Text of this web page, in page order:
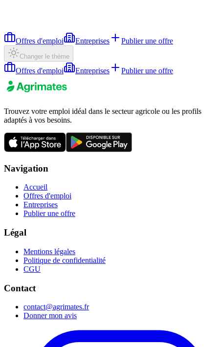
Offres d'emploi Entreprises Publier une offre
Changer le thème
Offres d'emploi Entreprises Publier une offre
Trouvez votre emploi idéal dans le secteur agricole ou les profils
adaptés à vos besoins.
Navigation
Accueil
Offres d'emploi
Entreprises
Publier une offre
Légal
Mentions légales
Politique de confidentialité
CGU
Contact
contact@agrimates.fr
Donner mon avis